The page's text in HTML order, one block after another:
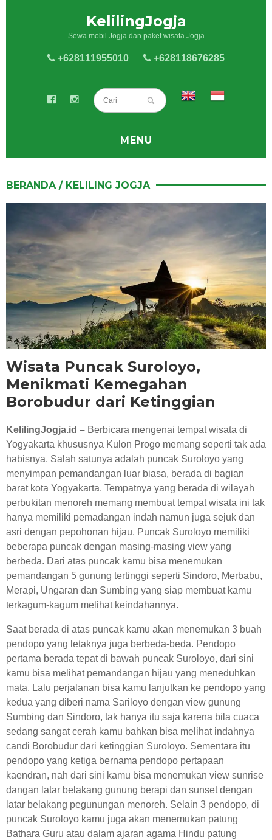
KelilingJogja
Sewa mobil Jogja dan paket wisata Jogja
+628111955010 +628118676285
MENU
SEWA MOBIL
SEWA HIACE
PAKET WISATA JOGJA
KELILING JOGJA
KULINER JOGJA
RESEP KULINER JOGJA
BERANDA / KELILING JOGJA
Wisata Puncak Suroloyo,
Menikmati Kemegahan
Borobudur dari Ketinggian
KelilingJogja.id – Berbicara mengenai tempat wisata di
Yogyakarta khususnya Kulon Progo memang seperti tak ada
habisnya. Salah satunya adalah puncak Suroloyo yang
menyimpan pemandangan luar biasa, berada di bagian
barat kota Yogyakarta. Tempatnya yang berada di wilayah
perbukitan menoreh memang membuat tempat wisata ini tak
hanya memiliki pemadangan indah namun juga sejuk dan
asri dengan pepohonan hijau. Puncak Suroloyo memiliki
beberapa puncak dengan masing-masing view yang
berbeda. Dari atas puncak kamu bisa menemukan
pemandangan 5 gunung tertinggi seperti Sindoro, Merbabu,
Merapi, Ungaran dan Sumbing yang siap membuat kamu
terkagum-kagum melihat keindahannya.
Saat berada di atas puncak kamu akan menemukan 3 buah
pendopo yang letaknya juga berbeda-beda. Pendopo
pertama berada tepat di bawah puncak Suroloyo, dari sini
kamu bisa melihat pemandangan hijau yang meneduhkan
mata. Lalu perjalanan bisa kamu lanjutkan ke pendopo yang
kedua yang diberi nama Sariloyo dengan view gunung
Sumbing dan Sindoro, tak hanya itu saja karena bila cuaca
sedang sangat cerah kamu bahkan bisa melihat indahnya
candi Borobudur dari ketinggian Suroloyo. Sementara itu
pendopo yang ketiga bernama pendopo pertapaan
kaendran, nah dari sini kamu bisa menemukan view sunrise
dangan latar belakang gunung berapi dan sunset dengan
latar belakang pegunungan menoreh. Selain 3 pendopo, di
puncak Suroloyo kamu juga akan menemukan patung
Bathara Guru atau dalam ajaran agama Hindu patung